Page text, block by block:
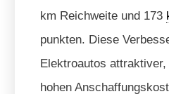
km Reichweite und 173
punkten. Diese
Elektroautos
hohen